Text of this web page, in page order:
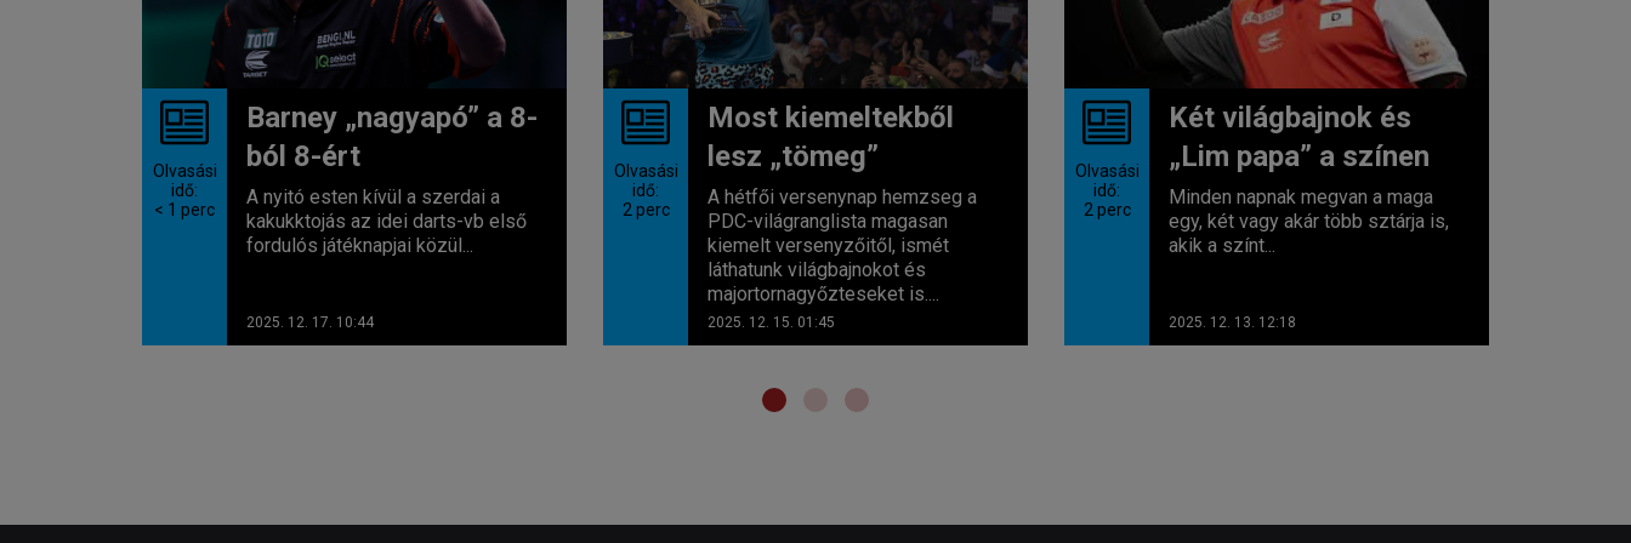
Olvasási
idő:
< 1 perc
Barney „nagyapó” a 8-
ból 8-ért
A nyitó esten kívül a szerdai a
kakukktojás az idei darts-vb első
fordulós játéknapjai közül...
2025. 12. 17. 10:44
Olvasási
idő:
2 perc
Most kiemeltekből
lesz „tömeg”
A hétfői versenynap hemzseg a
PDC-világranglista magasan
kiemelt versenyzőitől, ismét
láthatunk világbajnokot és
majortornagyőzteseket is....
2025. 12. 15. 01:45
Olvasási
idő:
2 perc
Két világbajnok és
„Lim papa” a színen
Minden napnak megvan a maga
egy, két vagy akár több sztárja is,
akik a színt...
2025. 12. 13. 12:18